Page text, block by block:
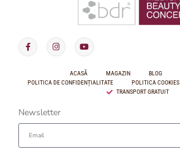
ACASĂ MAGAZIN BLOG
POLITICA DE CONFIDENȚIALITATE
POLITICA COOKIES
TRANSPORT GRATUIT
Newsletter